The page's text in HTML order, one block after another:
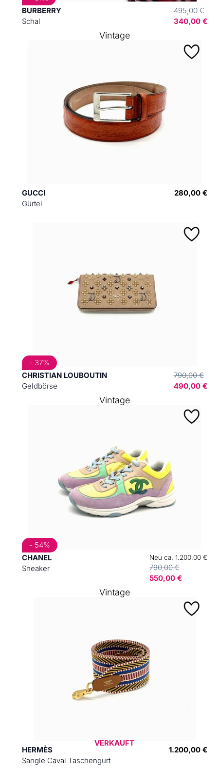
BURBERRY
Schal
495,00 €
340,00 €
GUCCI
Gürtel
280,00 €
Vintage
CHRISTIAN LOUBOUTIN
Geldbörse
790,00 €
490,00 €
- 37%
CHANEL
Sneaker
Neu ca. 1.200,00 €
790,00 €
550,00 €
- 54%
Vintage
HERMÈS
Sangle Caval Taschengurt
1.200,00 €
VERKAUFT
Vintage